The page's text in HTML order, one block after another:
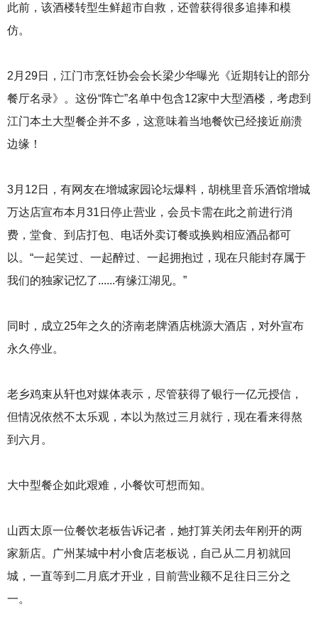
此前，该酒楼转型生鲜超市自救，还曾获得很多追捧和模
仿。
2月29日，江门市烹饪协会会长梁少华曝光《近期转让的部分
餐厅名录》。这份“阵亡”名单中包含12家中大型酒楼，考虑到
江门本土大型餐企并不多，这意味着当地餐饮已经接近崩溃
边缘！
3月12日，有网友在增城家园论坛爆料，胡桃里音乐酒馆增城
万达店宣布本月31日停止营业，会员卡需在此之前进行消
费，堂食、到店打包、电话外卖订餐或换购相应酒品都可
以。“一起笑过、一起醉过、一起拥抱过，现在只能封存属于
我们的独家记忆了......有缘江湖见。”
同时，成立25年之久的济南老牌酒店桃源大酒店，对外宣布
永久停业。
老乡鸡束从轩也对媒体表示，尽管获得了银行一亿元授信，
但情况依然不太乐观，本以为熬过三月就行，现在看来得熬
到六月。
大中型餐企如此艰难，小餐饮可想而知。
山西太原一位餐饮老板告诉记者，她打算关闭去年刚开的两
家新店。广州某城中村小食店老板说，自己从二月初就回
城，一直等到二月底才开业，目前营业额不足往日三分之
一。